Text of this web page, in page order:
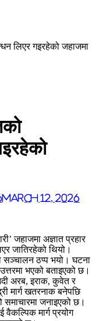
लिएर गइरहेको जहाजमा
March 12, 2026
जहाजमा अज्ञात प्रहार
जातिरहेको थियो।
सञ्चालन ठप्प भयो। घटना
भएको बताइएको छ।
अरब, इराक, कुवेत र
मार्ग खतरनाक बनेपछि
समाचारमा जनाइएको छ।
वैकल्पिक मार्ग प्रयोग